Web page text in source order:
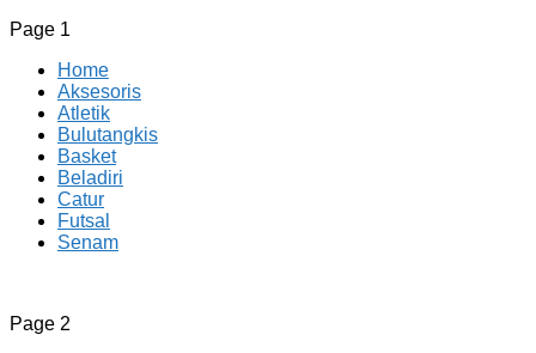
Page 1
Home
Aksesoris
Atletik
Bulutangkis
Basket
Beladiri
Catur
Futsal
Senam
CV JAYA BERSAMA Co Id
Menyediakan Semua Perlengkapan Olahraga Yang
Page 2